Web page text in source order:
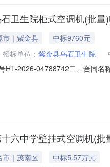
卫生院柜式空调机(批
市｜紫金县
中标9760元
招标单位： 紫金县乌石卫生院
HT-2026-04788742二、合同
125房、126房联系方式：
六中学壁挂式空调机(
市｜茂南区
中标5.57万元